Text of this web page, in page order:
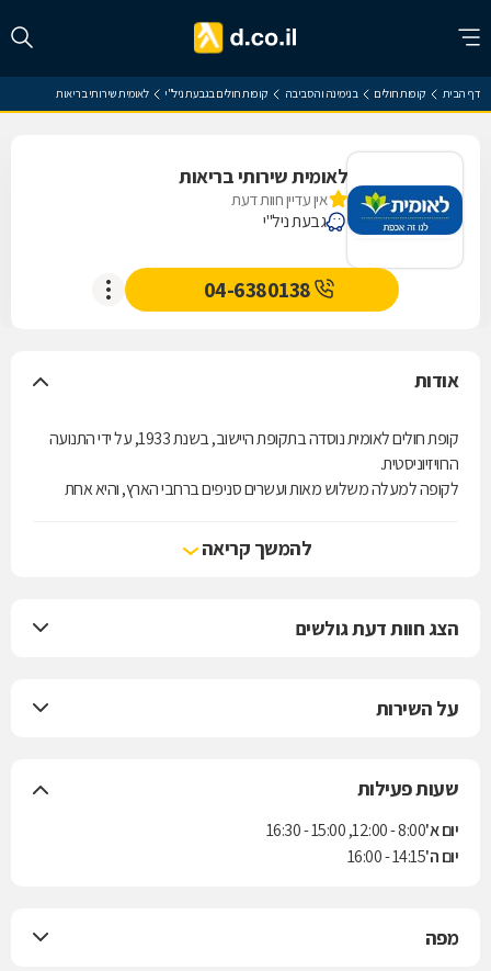
דף הבית קופות חולים בנימינה והסביבה קופות חולים בגבעת ניל"י לאומית שירותי בריאות
לאומית שירותי בריאות
אין עדיין חוות דעת
גבעת ניל"י
04-6380138
אודות
קופת חולים לאומית נוסדה בתקופת היישוב, בשנת 1933, על ידי התנועה
הרוויזיוניסטית.
לקופה למעלה משלוש מאות ועשרים סניפים ברחבי הארץ, והיא אחת
להמשך קריאה
הצג חוות דעת גולשים
על השירות
שעות פעילות
יום א'8:00 - 12:00, 15:00 - 16:30
יום ה'14:15 - 16:00
מפה